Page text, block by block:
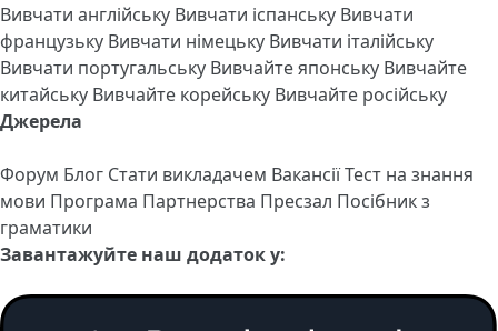
Вивчати англійську Вивчати іспанську Вивчати
французьку Вивчати німецьку Вивчати італійську
Вивчати португальську Вивчайте японську Вивчайте
китайську Вивчайте корейську Вивчайте російську
Джерела
Форум Блог Стати викладачем ВакансіїТест на знання
мови Програма Партнерства Пресзал Посібник з
граматики
Завантажуйте наш додаток у: